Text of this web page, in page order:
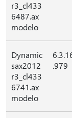
r3_cl433
6487.ax
modelo
Dynamic
sax2012
r3_cl433
6741.ax
modelo
.979